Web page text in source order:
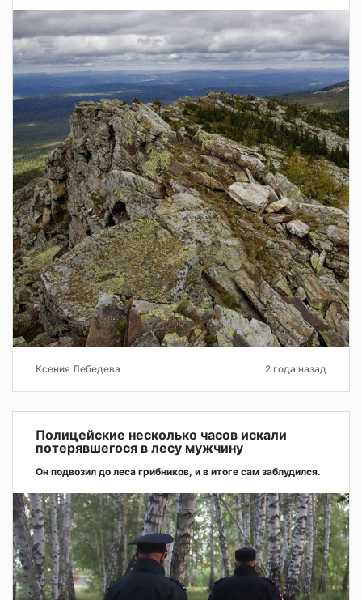
Ксения Лебедева 2 года назад
Полицейские несколько часов искали
потерявшегося в лесу мужчину
Он подвозил до леса грибников, и в итоге сам заблудился.